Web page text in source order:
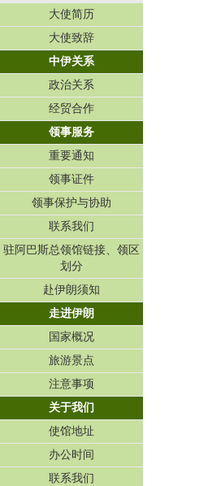
大使简历
大使致辞
中伊关系
政治关系
经贸合作
领事服务
重要通知
领事证件
领事保护与协助
联系我们
驻阿巴斯总领馆链接、领区
划分
赴伊朗须知
走进伊朗
国家概况
旅游景点
注意事项
关于我们
使馆地址
办公时间
联系我们